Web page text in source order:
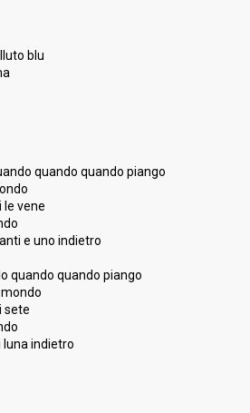
blu
quando quando piango
le vene
e uno indietro
quando quando piango
mondo
sete
luna indietro